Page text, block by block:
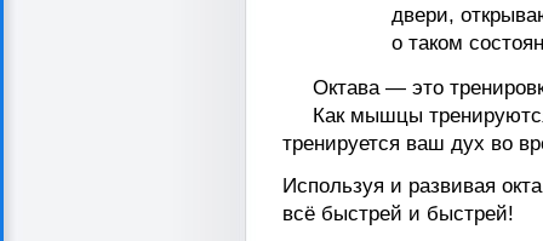
двери,
о таком
Октава — это
Как мышцы тренируются
тренируется ваш дух во
Используя и развивая
всё быстрей и быстрей!